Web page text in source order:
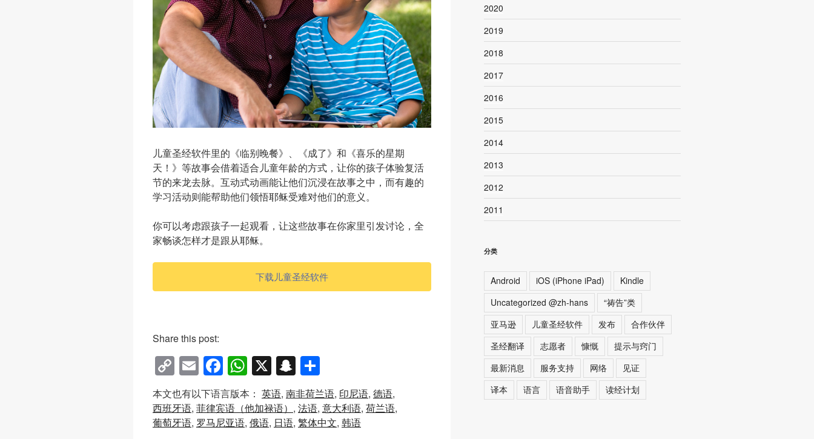
儿童圣经软件里的《临别晚餐》、《成了》和《喜乐的星期
天！》等故事会借着适合儿童年龄的方式，让你的孩子体验复活
节的来龙去脉。互动式动画能让他们沉浸在故事之中，而有趣的
学习活动则能帮助他们领悟耶稣受难对他们的意义。
你可以考虑跟孩子一起观看，让这些故事在你家里引发讨论，全
家畅谈怎样才是跟从耶稣。
下载儿童圣经软件
Share this post:
C
o
p
y
E
m
ail
F
a
c
e
W
h
at
s
X S
n
a
p
享
本文也有以下语言版本： 英语 南非荷兰语 印尼语 德语
西班牙语 菲律宾语（他加禄语） 法语 意大利语 荷兰语
葡萄牙语 罗马尼亚语 俄语 日语 繁体中文 韩语
2020
2019
2018
2017
2016
2015
2014
2013
2012
2011
分类
Android iOS (iPhone iPad)
Kindle
Uncategorized @zh-hans
“祷告”类
亚马逊
儿童圣经软件 发布
合作伙伴
圣经翻译
志愿者 慷慨
提示与窍门
最新消息
服务支持 网络
见证
译本
语言 语音助手 读经计划